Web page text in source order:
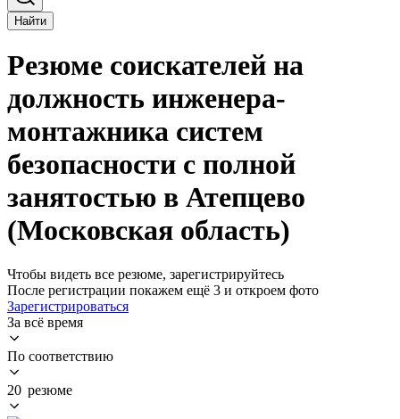
Найти
Резюме соискателей на
должность инженера-
монтажника систем
безопасности с полной
занятостью в Атепцево
(Московская область)
Чтобы видеть все резюме, зарегистрируйтесь
После регистрации покажем ещё 3 и откроем фото
Зарегистрироваться
За всё время
По соответствию
20 резюме